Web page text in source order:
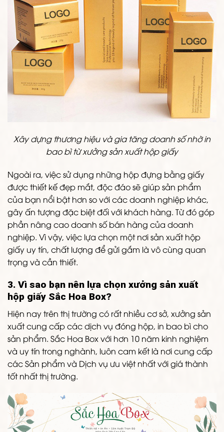
Xây dựng thương hiệu và gia tăng doanh số nhờ in
bao bì từ xưởng sản xuất hộp giấy
Ngoài ra, việc sử dụng những hộp đựng bằng giấy
được thiết kế đẹp mắt, độc đáo sẽ giúp sản phẩm
của bạn nổi bật hơn so với các doanh nghiệp khác,
gây ấn tượng đặc biệt đối với khách hàng. Từ đó góp
phần nâng cao doanh số bán hàng của doanh
nghiệp. Vì vậy, việc lựa chọn một nơi sản xuất hộp
giấy uy tín, chất lượng để gửi gắm là vô cùng quan
trọng và cần thiết.
3. Vì sao bạn nên lựa chọn xưởng sản xuất
hộp giấy Sắc Hoa Box?
Hiện nay trên thị trường có rất nhiều cơ sở, xưởng sản
xuất cung cấp các dịch vụ đóng hộp, in bao bì cho
sản phẩm. Sắc Hoa Box với hơn 10 năm kinh nghiệm
và uy tín trong nghành, luôn cam kết là nơi cung cấp
các Sản phẩm và Dịch vụ ưu việt nhất với giá thành
tốt nhất thị trường.